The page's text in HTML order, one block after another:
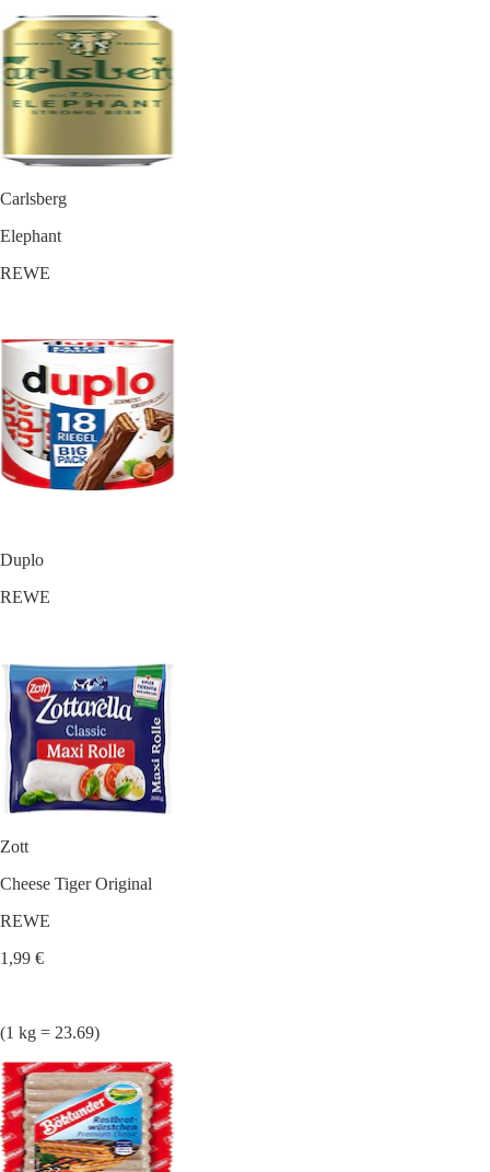
Carlsberg
Elephant
REWE
Duplo
REWE
Zott
Cheese Tiger Original
REWE
1,99 €
(1 kg = 23.69)